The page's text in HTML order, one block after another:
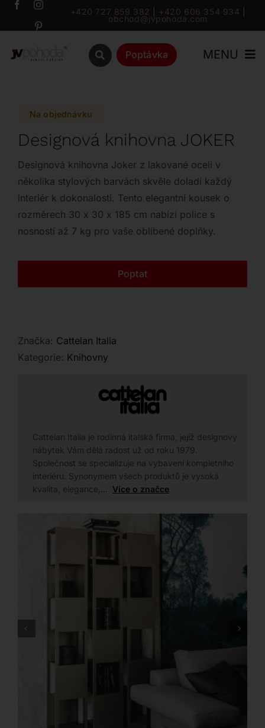
Přeskočit
+420 727 859 382 +420 606 354 934
obchod@jvpohoda.com
Poptávka MENU
Katalog
Značky
Outlet
Kontakt
Na objednávku
Designová knihovna JOKER
Designová knihovna Joker z lakované oceli v
několika stylových barvách skvěle doladí každý
interiér k dokonalosti. Tento elegantní kousek o
rozměrech 30 x 30 x 185 cm nabízí police s
nosností až 7 kg pro vaše oblíbené doplňky.
Poptat
Značka: Cattelan Italia
Kategorie: Knihovny
Cattelan Italia je rodinná italská firma, jejíž designový
nábytek Vám dělá radost už od roku 1979.
Společnost se specializuje na vybavení kompletního
interiéru. Synonymem všech produktů je vysoká
kvalita, elegance,… Více o značce